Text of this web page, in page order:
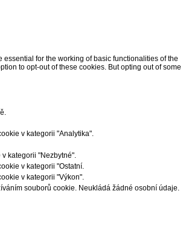
for the working of basic functionalities of the
to opt-out of these cookies. But opting out of some
v kategorii "Analytika".
kategorii "Nezbytné".
v kategorii "Ostatní.
v kategorii "Výkon".
souborů cookie. Neukládá žádné osobní údaje.